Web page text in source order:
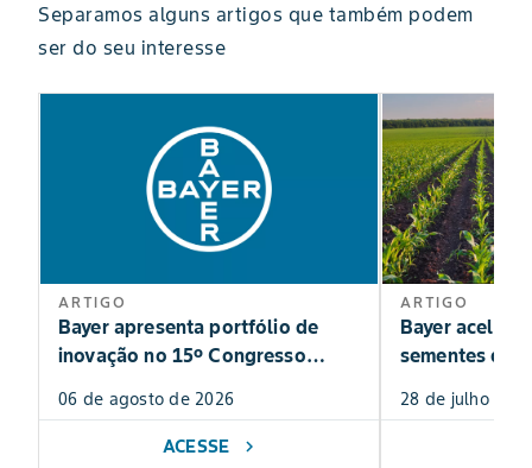
Separamos alguns artigos que também podem
ser do seu interesse
ARTIGO
Bayer apresenta portfólio de
inovação no 15º Congresso
06 de agosto de 2026
ACESSE chevron_right
ARTIGO
Bayer acelera
sementes de
28 de julho de